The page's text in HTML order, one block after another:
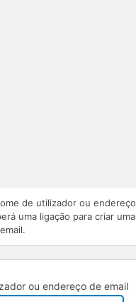
de utilizador ou endereço
uma ligação para criar uma
ou endereço de email